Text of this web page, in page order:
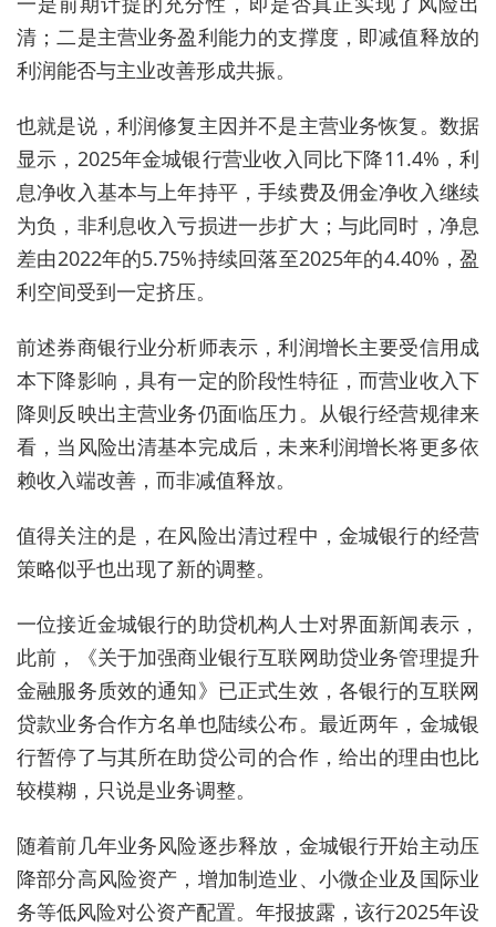
清；二是主营业务盈利能力的支撑度，即减值释放的
利润能否与主业改善形成共振。
也就是说，利润修复主因并不是主营业务恢复。数据
显示，2025年金城银行营业收入同比下降11.4%，利
息净收入基本与上年持平，手续费及佣金净收入继续
为负，非利息收入亏损进一步扩大；与此同时，净息
差由2022年的5.75%持续回落至2025年的4.40%，盈
利空间受到一定挤压。
前述券商银行业分析师表示，利润增长主要受信用成
本下降影响，具有一定的阶段性特征，而营业收入下
降则反映出主营业务仍面临压力。从银行经营规律来
看，当风险出清基本完成后，未来利润增长将更多依
赖收入端改善，而非减值释放。
值得关注的是，在风险出清过程中，金城银行的经营
策略似乎也出现了新的调整。
一位接近金城银行的助贷机构人士对界面新闻表示，
此前，《关于加强商业银行互联网助贷业务管理提升
金融服务质效的通知》已正式生效，各银行的互联网
贷款业务合作方名单也陆续公布。最近两年，金城银
行暂停了与其所在助贷公司的合作，给出的理由也比
较模糊，只说是业务调整。
随着前几年业务风险逐步释放，金城银行开始主动压
降部分高风险资产，增加制造业、小微企业及国际业
务等低风险对公资产配置。年报披露，该行2025年设